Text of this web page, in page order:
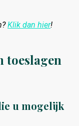
Klik dan hier!
toeslagen
u mogelijk